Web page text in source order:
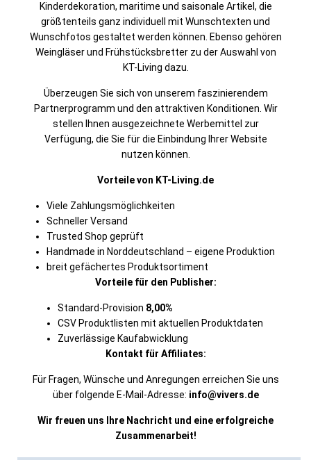
Kinderdekoration, maritime und saisonale Artikel, die
größtenteils ganz individuell mit Wunschtexten und
Wunschfotos gestaltet werden können. Ebenso gehören
Weingläser und Frühstücksbretter zu der Auswahl von
KT-Living dazu.
Überzeugen Sie sich von unserem faszinierendem
Partnerprogramm und den attraktiven Konditionen. Wir
stellen Ihnen ausgezeichnete Werbemittel zur
Verfügung, die Sie für die Einbindung Ihrer Website
nutzen können.
Vorteile von KT-Living.de
Viele Zahlungsmöglichkeiten
Schneller Versand
Trusted Shop geprüft
Handmade in Norddeutschland – eigene Produktion
breit gefächertes Produktsortiment
Vorteile für den Publisher:
Standard-Provision 8,00%
CSV Produktlisten mit aktuellen Produktdaten
Zuverlässige Kaufabwicklung
Kontakt für Affiliates:
Für Fragen, Wünsche und Anregungen erreichen Sie uns
über folgende E-Mail-Adresse: info@vivers.de
Wir freuen uns Ihre Nachricht und eine erfolgreiche
Zusammenarbeit!